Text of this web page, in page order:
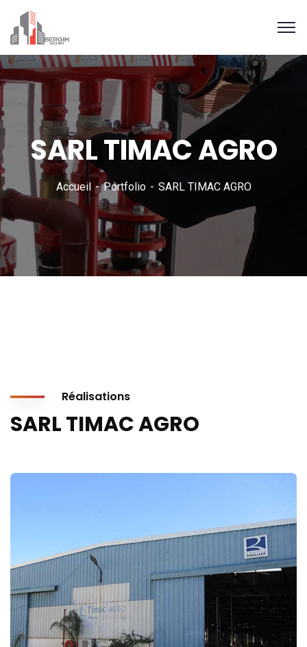
SARL TIMAC AGRO
Accueil Portfolio SARL TIMAC AGRO
Réalisations
SARL TIMAC AGRO